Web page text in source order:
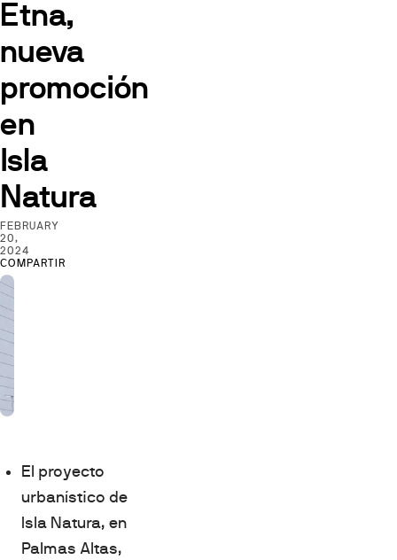
Etna,
nueva
promoción
en
Isla
Natura
FEBRUARY
20,
2024
COMPARTIR
El proyecto
urbanístico de
Isla Natura, en
Palmas Altas,